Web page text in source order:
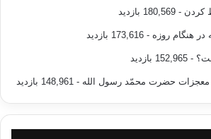
کردن - 180,569 بازدید
هنگام روزه - 173,616 بازدید
- 152,965 بازدید
حضرت محمّد رسول الله - 148,961 بازدید